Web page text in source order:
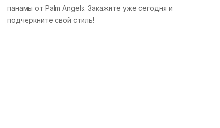
панамы от Palm Angels. Закажите уже сегодня и
подчеркните свой стиль!